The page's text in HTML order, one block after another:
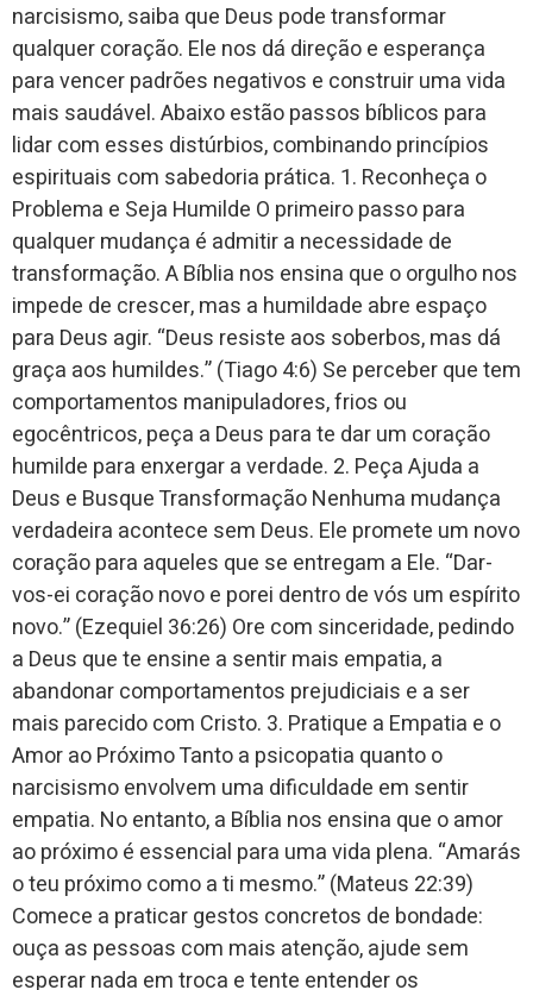
narcisismo, saiba que Deus pode transformar
qualquer coração. Ele nos dá direção e esperança
para vencer padrões negativos e construir uma vida
mais saudável. Abaixo estão passos bíblicos para
lidar com esses distúrbios, combinando princípios
espirituais com sabedoria prática. 1. Reconheça o
Problema e Seja Humilde O primeiro passo para
qualquer mudança é admitir a necessidade de
transformação. A Bíblia nos ensina que o orgulho nos
impede de crescer, mas a humildade abre espaço
para Deus agir. “Deus resiste aos soberbos, mas dá
graça aos humildes.” (Tiago 4:6) Se perceber que tem
comportamentos manipuladores, frios ou
egocêntricos, peça a Deus para te dar um coração
humilde para enxergar a verdade. 2. Peça Ajuda a
Deus e Busque Transformação Nenhuma mudança
verdadeira acontece sem Deus. Ele promete um novo
coração para aqueles que se entregam a Ele. “Dar-
vos-ei coração novo e porei dentro de vós um espírito
novo.” (Ezequiel 36:26) Ore com sinceridade, pedindo
a Deus que te ensine a sentir mais empatia, a
abandonar comportamentos prejudiciais e a ser
mais parecido com Cristo. 3. Pratique a Empatia e o
Amor ao Próximo Tanto a psicopatia quanto o
narcisismo envolvem uma dificuldade em sentir
empatia. No entanto, a Bíblia nos ensina que o amor
ao próximo é essencial para uma vida plena. “Amarás
o teu próximo como a ti mesmo.” (Mateus 22:39)
Comece a praticar gestos concretos de bondade:
ouça as pessoas com mais atenção, ajude sem
esperar nada em troca e tente entender os